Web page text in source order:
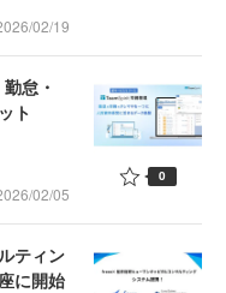
02/19
怠・
ト
02/05
0
ティン
に開始